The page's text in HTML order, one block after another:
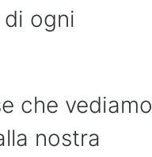
di ogni
che vediamo
nostra